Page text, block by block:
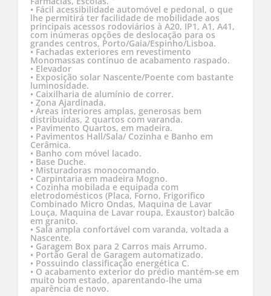
• Fácil acessibilidade automóvel e pedonal, o que
lhe permitirá ter facilidade de mobilidade aos
principais acessos rodoviários à A20, IP1, A1, A41,
com inúmeras opções de deslocação para os
grandes centros, Porto/Gaia/Espinho/Lisboa.
• Fachadas exteriores em revestimento
Monomassas contínuo de acabamento raspado.
• Elevador
• Exposição solar Nascente/Poente com bastante
luminosidade.
• Caixilharia de alumínio de correr.
• Zona Ajardinada.
• Áreas interiores amplas, generosas bem
distribuídas, 2 quartos com varanda.
• Pavimento Quartos, em madeira.
• Pavimentos Hall/Sala/ Cozinha e Banho em
Cerâmica.
• Banho com móvel lacado.
• Base Duche.
• Misturadoras monocomando.
• Carpintaria em madeira Mogno.
• Cozinha mobilada e equipada com
eletrodomésticos (Placa, Forno, Frigorifico
Combinado Micro Ondas, Maquina de Lavar
Louça, Maquina de Lavar roupa, Exaustor) balcão
em granito.
• Sala ampla confortável com varanda, voltada a
Nascente.
• Garagem Box para 2 Carros mais Arrumo.
• Portão Geral de Garagem automatizado.
• Possuindo classificação energética C.
• O acabamento exterior do prédio mantém-se em
muito bom estado, aparentando-lhe uma
aparência de novo.